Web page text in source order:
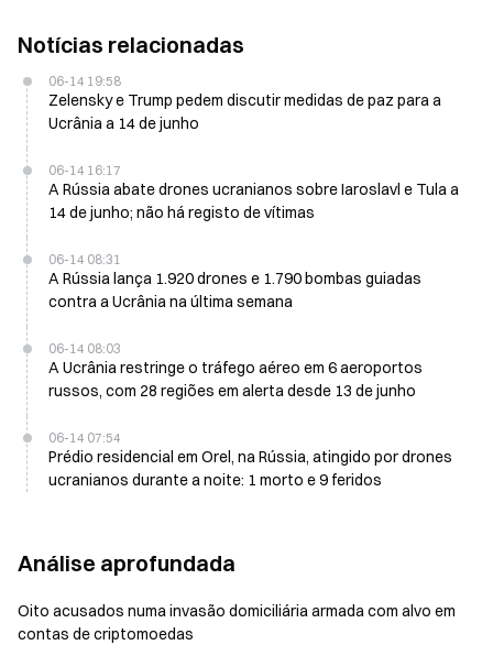
Notícias relacionadas
06-14 19:58
Zelensky e Trump pedem discutir medidas de paz para a
Ucrânia a 14 de junho
06-14 16:17
A Rússia abate drones ucranianos sobre Iaroslavl e Tula a
14 de junho; não há registo de vítimas
06-14 08:31
A Rússia lança 1.920 drones e 1.790 bombas guiadas
contra a Ucrânia na última semana
06-14 08:03
A Ucrânia restringe o tráfego aéreo em 6 aeroportos
russos, com 28 regiões em alerta desde 13 de junho
06-14 07:54
Prédio residencial em Orel, na Rússia, atingido por drones
ucranianos durante a noite: 1 morto e 9 feridos
Análise aprofundada
Oito acusados numa invasão domiciliária armada com alvo em
contas de criptomoedas